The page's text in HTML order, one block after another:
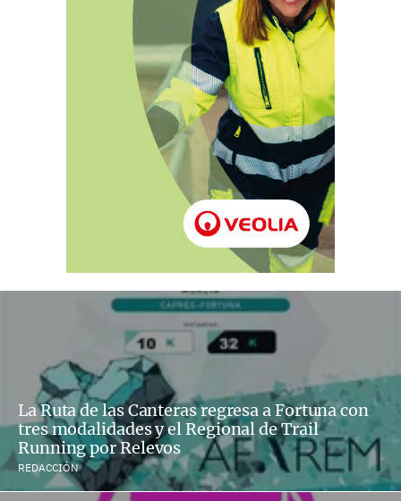
La Ruta de las Canteras regresa a Fortuna con
tres modalidades y el Regional de Trail
Running por Relevos
REDACCIÓN